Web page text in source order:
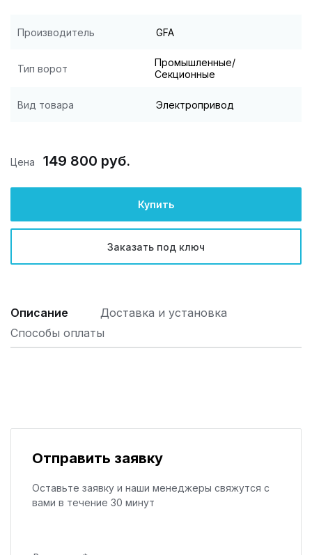
Производитель GFA
Тип ворот
Промышленные/
Секционные
Вид товара Электропривод
Цена 149 800 руб.
Купить
Заказать под ключ
Описание
Доставка и установка
Способы оплаты
Отправить заявку
Оставьте заявку и наши менеджеры свяжутся с
вами в течение 30 минут